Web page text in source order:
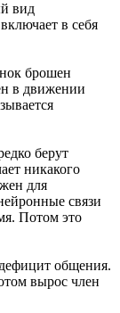
вид
в себя
брошен
в движении
берут
никакого
для
связи
Потом это
общения.
вырос член